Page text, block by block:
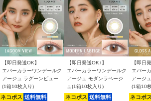
【即日発送OK】
エバーカラーワンデールク
アージュ ラグーンビュー
(1箱10枚入り)
ネコポス 送料無料
【即日発送OK♪】
エバーカラーワンデールク
アージュ モダンラベージ
ュ(1箱10枚入り)
ネコポス 送料無料
【即日
エバー
アージ
(1箱10
ネコポ